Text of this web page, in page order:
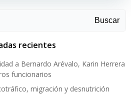
Buscar
recientes
a Bernardo Arévalo, Karin Herrera
funcionarios
migración y desnutrición